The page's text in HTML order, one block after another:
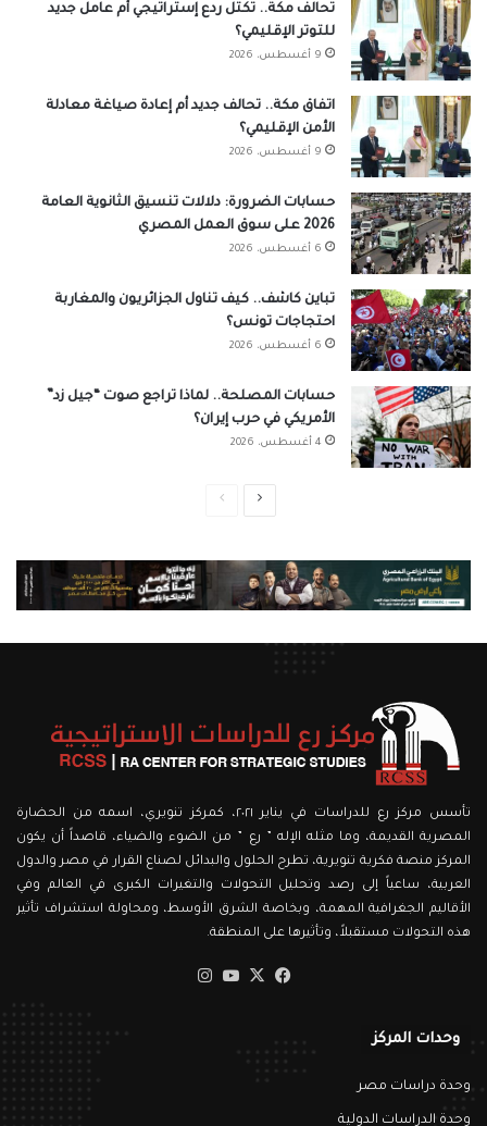
تحالف مكة.. تكتل ردع إستراتيجي أم عامل جديد
للتوتر الإقليمي؟
9 أغسطس، 2026
اتفاق مكة.. تحالف جديد أم إعادة صياغة معادلة
الأمن الإقليمي؟
9 أغسطس، 2026
حسابات الضرورة: دلالات تنسيق الثانوية العامة
2026 على سوق العمل المصري
6 أغسطس، 2026
تباين كاشف.. كيف تناول الجزائريون والمغاربة
احتجاجات تونس؟
6 أغسطس، 2026
حسابات المصلحة.. لماذا تراجع صوت “جيل زد”
الأمريكي في حرب إيران؟
4 أغسطس، 2026
الصفحةالصفحة
تأسس مركز رع للدراسات في يناير ٢٠٢١، كمركز تنويري، اسمه من الحضارة
المصرية القديمة، وما مثله الإله ” رع ” من الضوء والضياء، قاصداً أن يكون
المركز منصة فكرية تنويرية، تطرح الحلول والبدائل لصناع القرار في مصر والدول
العربية، ساعياً إلى رصد وتحليل التحولات والتغيرات الكبرى في العالم وفي
الأقاليم الجغرافية المهمة، وبخاصة الشرق الأوسط، ومحاولة استشراف تأثير
هذه التحولات مستقبلاً، وتأثيرها على المنطقة.
فيسبوك
‫X
‫YouTube
وحدات المركز
وحدة دراسات مصر
وحدة الدراسات الدولية